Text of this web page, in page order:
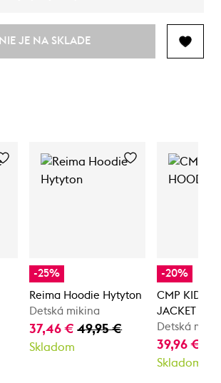
NIE JE NA SKLADE
-25%
Reima Hoodie Hytyton
Detská mikina
37,46 €49,95 €
Skladom
-20%
CMP KID G
JACKET
Detská
39,96 €
Skladom